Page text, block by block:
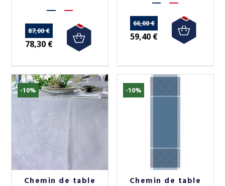
87,00 €
78,30 €
66,00 €
59,40 €
-10%
Chemin de table
-10%
Chemin de table